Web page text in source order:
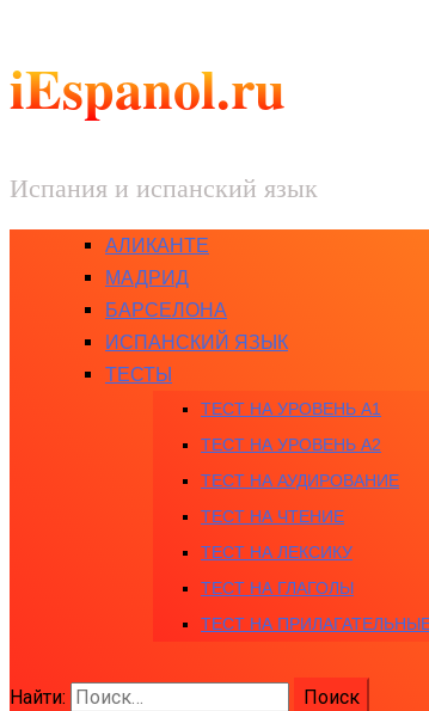
iEspanol.ru
Испания и испанский язык
АЛИКАНТЕ
МАДРИД
БАРСЕЛОНА
ИСПАНСКИЙ ЯЗЫК
ТЕСТЫ
ТЕСТ НА УРОВЕНЬ A1
ТЕСТ НА УРОВЕНЬ A2
ТЕСТ НА АУДИРОВАНИЕ
ТЕСТ НА ЧТЕНИЕ
ТЕСТ НА ЛЕКСИКУ
ТЕСТ НА ГЛАГОЛЫ
ТЕСТ НА
Найти: